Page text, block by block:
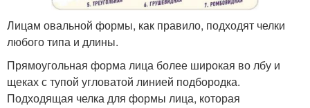
Лицам овальной формы, как правило, подходят челки
любого типа и длины.
Прямоугольная форма лица более широкая во лбу и
щеках с тупой угловатой линией подбородка.
Подходящая челка для формы лица, которая